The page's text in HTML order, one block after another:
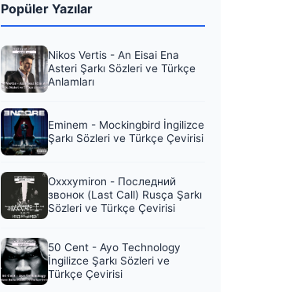
Popüler Yazılar
Nikos Vertis - An Eisai Ena
Asteri Şarkı Sözleri ve Türkçe
Anlamları
Eminem - Mockingbird İngilizce
Şarkı Sözleri ve Türkçe Çevirisi
Oxxxymiron - Последний
звонок (Last Call) Rusça Şarkı
Sözleri ve Türkçe Çevirisi
50 Cent - Ayo Technology
İngilizce Şarkı Sözleri ve
Türkçe Çevirisi